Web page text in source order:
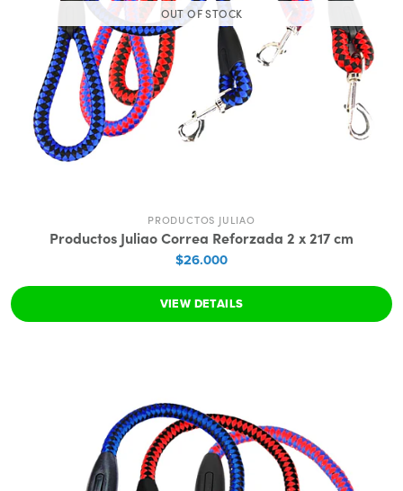
OUT OF STOCK
PRODUCTOS JULIAO
Productos Juliao Correa Reforzada 2 x 217 cm
$26.000
VIEW DETAILS